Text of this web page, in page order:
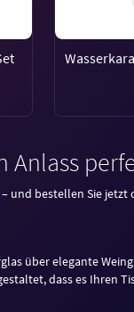
Anlass
und bestellen Sie jetzt
über elegante
dass es Ihren